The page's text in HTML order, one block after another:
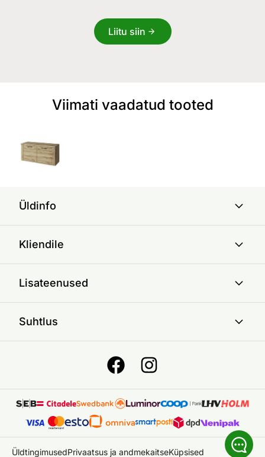
Liitu siin
Viimati vaadatud tooted
Üldinfo
Kliendile
Lisateenused
Suhtlus
ÜldtingimusedPrivaatsus ja andmekaitseKüpsised